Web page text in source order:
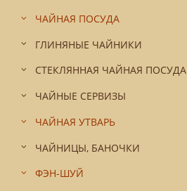
ЧАЙНАЯ ПОСУДА
ГЛИНЯНЫЕ ЧАЙНИКИ
СТЕКЛЯННАЯ ЧАЙНАЯ ПОСУДА
ЧАЙНЫЕ СЕРВИЗЫ
ЧАЙНАЯ УТВАРЬ
ЧАЙНИЦЫ, БАНОЧКИ
ФЭН-ШУЙ